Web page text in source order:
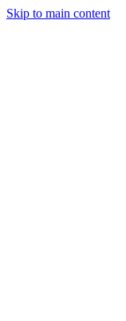
Skip to main content